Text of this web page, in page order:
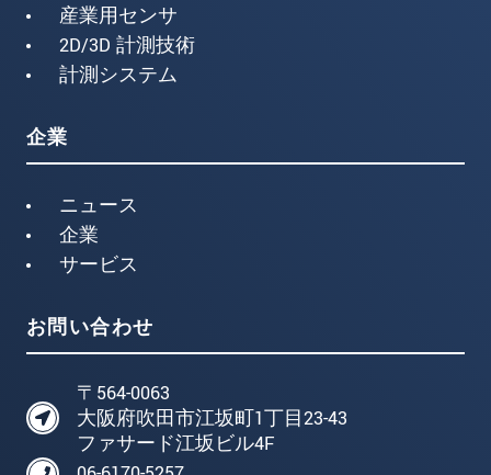
産業用センサ
2D/3D 計測技術
計測システム
企業
ニュース
企業
サービス
お問い合わせ
〒564-0063
大阪府吹田市江坂町1丁目23-43
ファサード江坂ビル4F